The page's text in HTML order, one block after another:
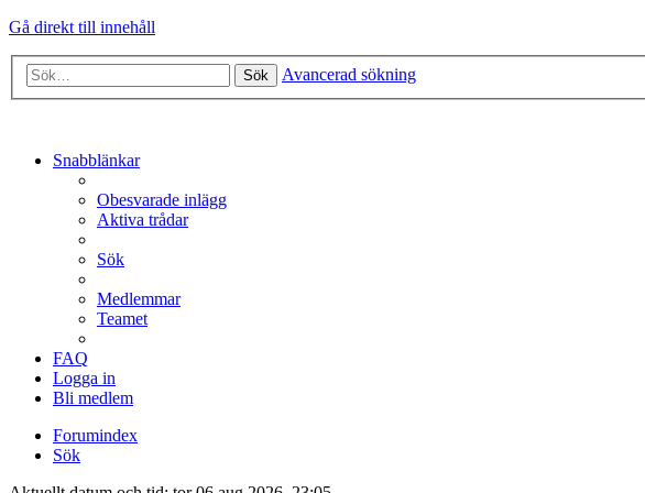
Gå direkt till innehåll
Sök Avancerad sökning
Snabblänkar
Obesvarade inlägg
Aktiva trådar
Sök
Medlemmar
Teamet
FAQ
Logga in
Bli medlem
Forumindex
Sök